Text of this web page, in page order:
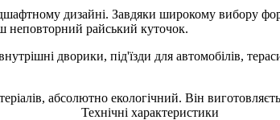
дизайні. Завдяки широкому вибору
неповторний райський куточок.
дворики, під'їзди для автомобілів,
абсолютно екологічний. Він
Технічні характеристики